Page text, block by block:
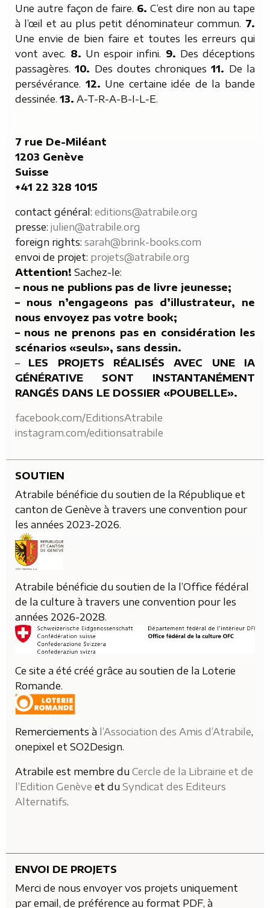
Une autre façon de faire. 6. C’est dire non au tape
à l’œil et au plus petit dénominateur commun. 7.
Une envie de bien faire et toutes les erreurs qui
vont avec. 8. Un espoir infini. 9. Des déceptions
passagères.10. Des doutes chroniques11. De la
persévérance. 12. Une certaine idée de la bande
dessinée. 13. A-T-R-A-B-I-L-E.
7 rue De-Miléant
1203 Genève
Suisse
+41 22 328 1015
contact général: editions@atrabile.org
presse: julien@atrabile.org
foreign rights: sarah@brink-books.com
envoi de projet: projets@atrabile.org
Attention! Sachez-le:
– nous ne publions pas de livre jeunesse;
– nous n’engageons pas d’illustrateur, ne
nous envoyez pas votre book;
– nous ne prenons pas en considération les
scénarios «seuls», sans dessin.
– LES PROJETS RÉALISÉS AVEC UNE IA
GÉNÉRATIVE SONT INSTANTANÉMENT
RANGÉS DANS LE DOSSIER «POUBELLE».
facebook.com/EditionsAtrabile
instagram.com/editionsatrabile
SOUTIEN
Atrabile bénéficie du soutien de la République et
canton de Genève à travers une convention pour
les années 2023-2026.
Atrabile bénéficie du soutien de la l’Office fédéral
de la culture à travers une convention pour les
années 2026-2028.
Ce site a été créé grâce au soutien de la Loterie
Romande.
Remerciements à l’Association des Amis d’Atrabile,
onepixel et SO2Design.
Atrabile est membre du Cercle de la Librairie et de
l’Edition Genève et du Syndicat des Editeurs
Alternatifs.
ENVOI DE PROJETS
Merci de nous envoyer vos projets uniquement
par email, de préférence au format PDF, à